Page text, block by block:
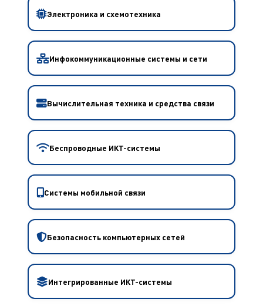
Электроника и схемотехника
Инфокоммуникационные системы и сети
Вычислительная техника и средства связи
Беспроводные ИКТ-системы
Системы мобильной связи
Безопасность компьютерных сетей
Интегрированные ИКТ-системы